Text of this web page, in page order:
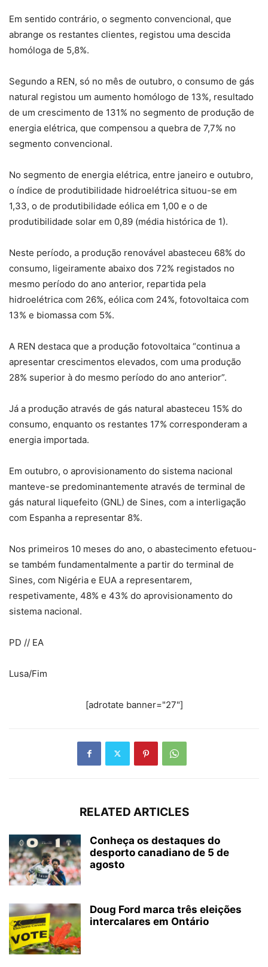
Em sentido contrário, o segmento convencional, que
abrange os restantes clientes, registou uma descida
homóloga de 5,8%.
Segundo a REN, só no mês de outubro, o consumo de gás
natural registou um aumento homólogo de 13%, resultado
de um crescimento de 131% no segmento de produção de
energia elétrica, que compensou a quebra de 7,7% no
segmento convencional.
No segmento de energia elétrica, entre janeiro e outubro,
o índice de produtibilidade hidroelétrica situou-se em
1,33, o de produtibilidade eólica em 1,00 e o de
produtibilidade solar em 0,89 (média histórica de 1).
Neste período, a produção renovável abasteceu 68% do
consumo, ligeiramente abaixo dos 72% registados no
mesmo período do ano anterior, repartida pela
hidroelétrica com 26%, eólica com 24%, fotovoltaica com
13% e biomassa com 5%.
A REN destaca que a produção fotovoltaica “continua a
apresentar crescimentos elevados, com uma produção
28% superior à do mesmo período do ano anterior”.
Já a produção através de gás natural abasteceu 15% do
consumo, enquanto os restantes 17% corresponderam a
energia importada.
Em outubro, o aprovisionamento do sistema nacional
manteve-se predominantemente através de terminal de
gás natural liquefeito (GNL) de Sines, com a interligação
com Espanha a representar 8%.
Nos primeiros 10 meses do ano, o abastecimento efetuou-
se também fundamentalmente a partir do terminal de
Sines, com Nigéria e EUA a representarem,
respetivamente, 48% e 43% do aprovisionamento do
sistema nacional.
PD // EA
Lusa/Fim
[adrotate banner="27"]
RELATED ARTICLES
Conheça os destaques do
desporto canadiano de 5 de
agosto
Doug Ford marca três eleições
intercalares em Ontário